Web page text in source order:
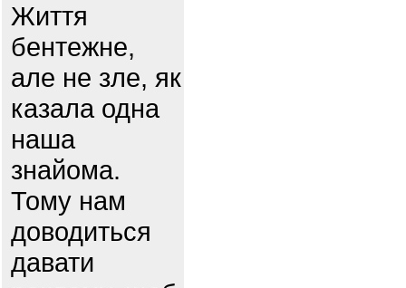
Життя
бентежне,
але не зле, як
казала одна
наша
знайома.
Тому нам
доводиться
давати